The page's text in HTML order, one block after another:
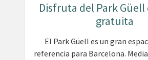
Disfruta del Park
gratuita
El Park Güell es un gran
referencia para Barcelona.